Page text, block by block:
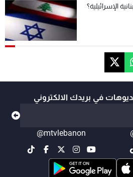
الإسرائيلية؟
في بريدك الالكتروني
@mtvlebanon